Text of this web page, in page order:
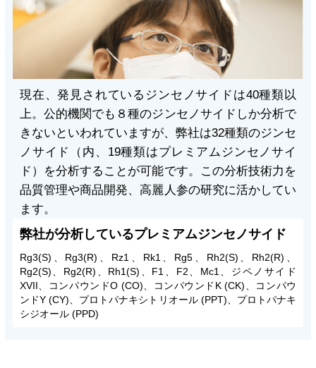
現在、発見されているジンセノサイドは40種類以
上。公的機関でも８種のジンセノサイドしか分析で
きないといわれていますが、弊社は32種類のジンセ
ノサイド（内、19種類はプレミアムジンセノサイ
ド）を分析することが可能です。この分析技術力を
品質管理や商品開発、高麗人参の研究に活かしてい
ます。
弊社が分析しているプレミアムジンセノサイド
Rg3(S)、Rg3(R)、Rz1、Rk1、Rg5、Rh2(S)、Rh2(R)、
Rg2(S)、Rg2(R)、Rh1(S)、F1、F2、Mc1、ジペノサイド
XVII、コンパウンドO (CO)、コンパウンドK (CK)、コンパウ
ンドY (CY)、プロトパナキシトリオール (PPT)、プロトパナキ
シジオール (PPD)